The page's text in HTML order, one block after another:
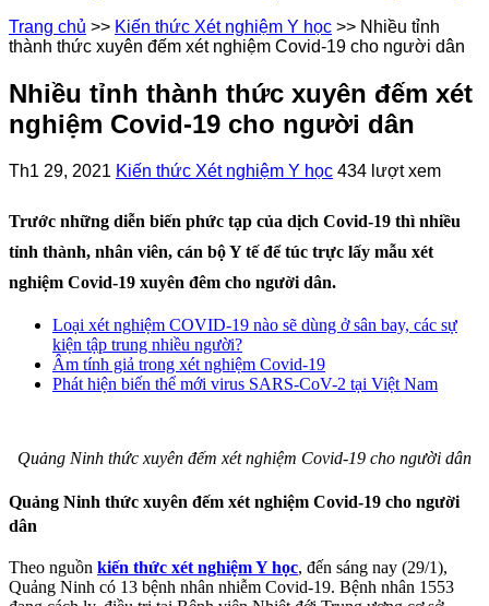
Trang chủ >> Kiến thức Xét nghiệm Y học >> Nhiều tỉnh
thành thức xuyên đếm xét nghiệm Covid-19 cho người dân
Nhiều tỉnh thành thức xuyên đếm xét
nghiệm Covid-19 cho người dân
Th1 29, 2021 Kiến thức Xét nghiệm Y học 434 lượt xem
Trước những diễn biến phức tạp của dịch Covid-19 thì nhiều
tỉnh thành, nhân viên, cán bộ Y tế để túc trực lấy mẫu xét
nghiệm Covid-19 xuyên đêm cho người dân.
Loại xét nghiệm COVID-19 nào sẽ dùng ở sân bay, các sự
kiện tập trung nhiều người?
Âm tính giả trong xét nghiệm Covid-19
Phát hiện biến thể mới virus SARS-CoV-2 tại Việt Nam
Quảng Ninh thức xuyên đếm xét nghiệm Covid-19 cho người dân
Quảng Ninh thức xuyên đếm xét nghiệm Covid-19 cho người
dân
Theo nguồn kiến thức xét nghiệm Y học, đến sáng nay (29/1),
Quảng Ninh có 13 bệnh nhân nhiễm Covid-19. Bệnh nhân 1553